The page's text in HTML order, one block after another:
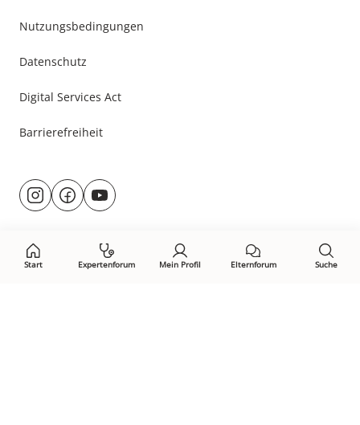
Start Expertenforum Mein Profil Elternforum Suche
Nutzungsbedingungen
Datenschutz
Digital Services Act
Barrierefreiheit
Besuche
uns@rund.ums.baby
facebook.com/rundumsbaby.de
youtube.com/@rundumsbaby_